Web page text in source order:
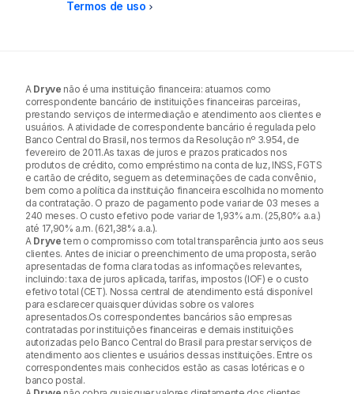
Termos de uso menu_right
A Dryve não é uma instituição financeira: atuamos como
correspondente bancário de instituições financeiras parceiras,
prestando serviços de intermediação e atendimento aos clientes e
usuários. A atividade de correspondente bancário é regulada pelo
Banco Central do Brasil, nos termos da Resolução nº 3.954, de
fevereiro de 2011.As taxas de juros e prazos praticados nos
produtos de crédito, como empréstimo na conta de luz, INSS, FGTS
e cartão de crédito, seguem as determinações de cada convênio,
bem como a política da instituição financeira escolhida no momento
da contratação. O prazo de pagamento pode variar de 03 meses a
240 meses. O custo efetivo pode variar de 1,93% a.m. (25,80% a.a.)
até 17,90% a.m. (621,38% a.a.).
A Dryve tem o compromisso com total transparência junto aos seus
clientes. Antes de iniciar o preenchimento de uma proposta, serão
apresentadas de forma clara todas as informações relevantes,
incluindo: taxa de juros aplicada, tarifas, impostos (IOF) e o custo
efetivo total (CET). Nossa central de atendimento está disponível
para esclarecer quaisquer dúvidas sobre os valores
apresentados.Os correspondentes bancários são empresas
contratadas por instituições financeiras e demais instituições
autorizadas pelo Banco Central do Brasil para prestar serviços de
atendimento aos clientes e usuários dessas instituições. Entre os
correspondentes mais conhecidos estão as casas lotéricas e o
banco postal.